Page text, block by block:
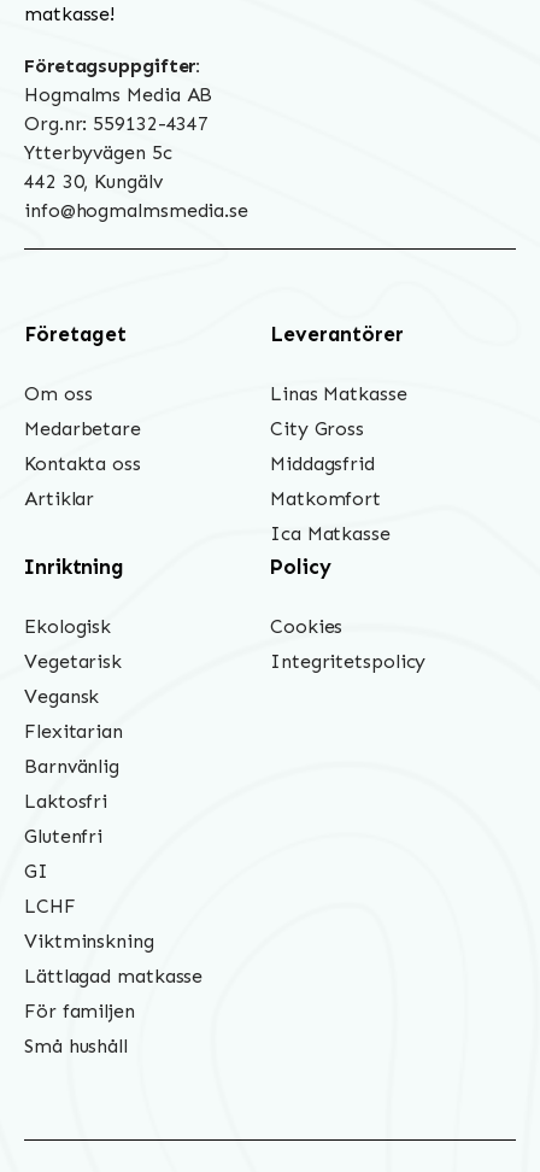
matkasse!
Företagsuppgifter:
Hogmalms Media AB
Org.nr: 559132-4347
Ytterbyvägen 5c
442 30, Kungälv
info@hogmalmsmedia.se
Företaget
Om oss
Medarbetare
Kontakta oss
Artiklar
Leverantörer
Linas Matkasse
City Gross
Middagsfrid
Matkomfort
Ica Matkasse
Inriktning
Ekologisk
Vegetarisk
Vegansk
Flexitarian
Barnvänlig
Laktosfri
Glutenfri
GI
LCHF
Viktminskning
Lättlagad matkasse
För familjen
Små hushåll
Policy
Cookies
Integritetspolicy